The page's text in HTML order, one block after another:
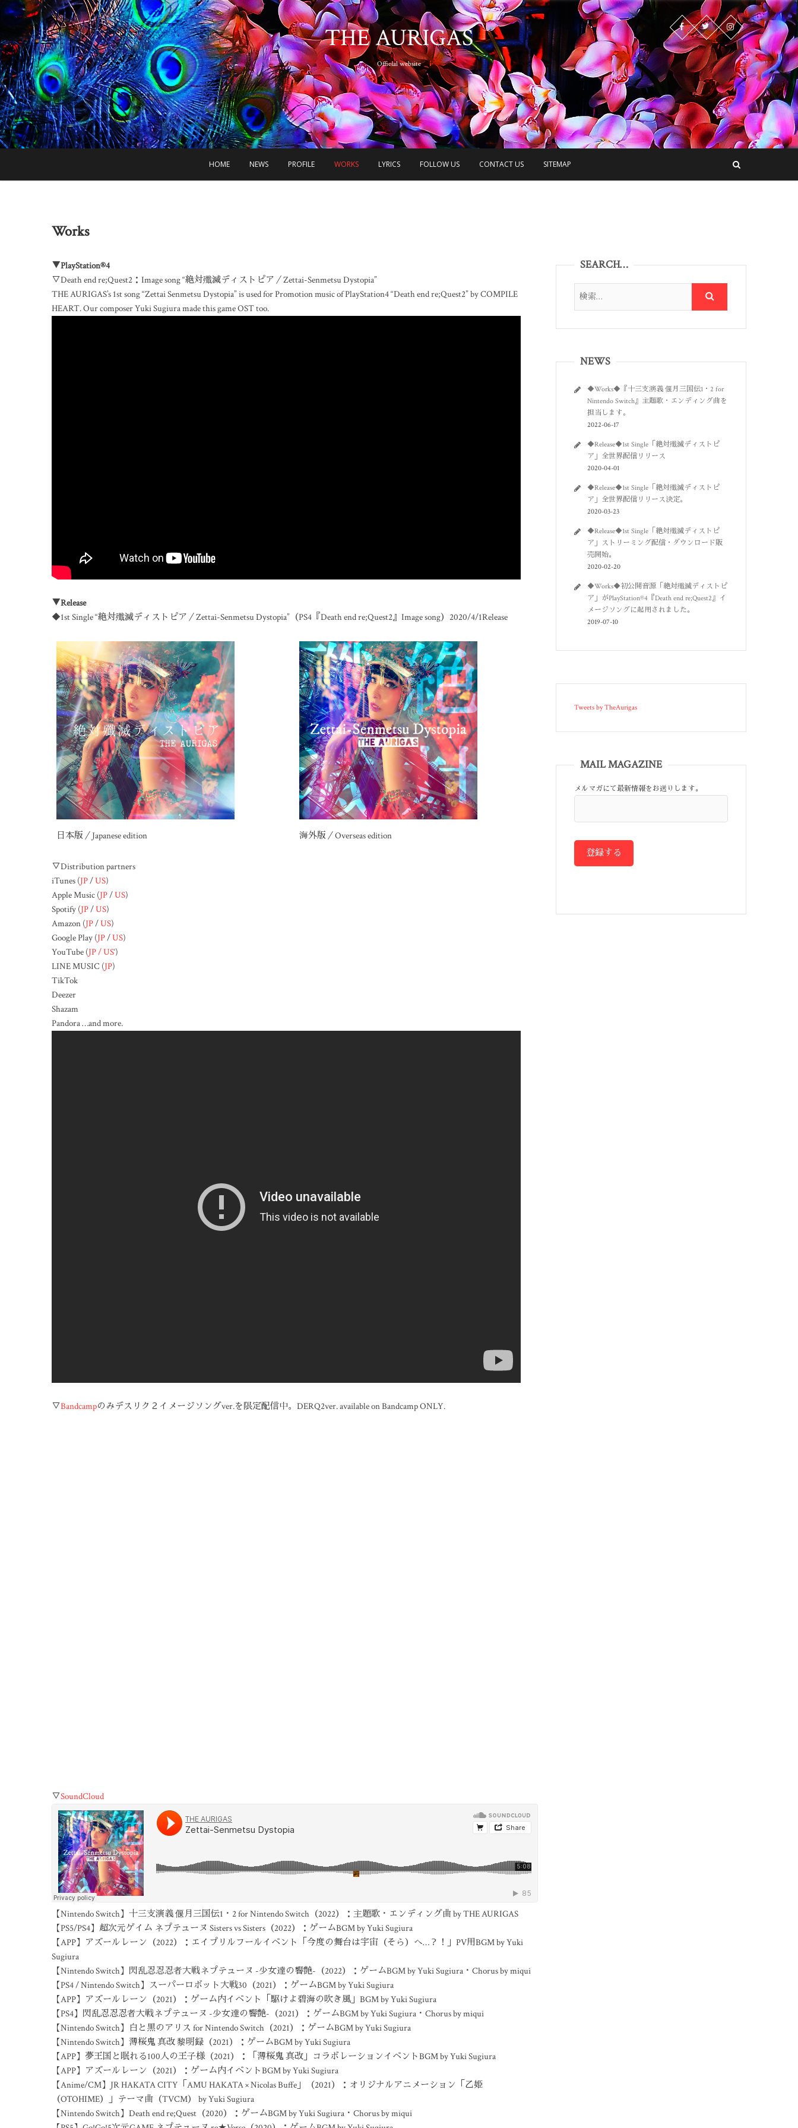
THE AURIGAS
Official website
HOME NEWS PROFILE WORKS LYRICS FOLLOW US CONTACT US SITEMAP
Works
▼PlayStation®4
▽Death end re;Quest2：Image song “絶対殲滅ディストピア／Zettai-Senmetsu Dystopia”
THE AURIGAS’s 1st song “Zettai Senmetsu Dystopia” is used for Promotion music of PlayStation4 “Death end re;Quest2” by COMPILE
HEART. Our composer Yuki Sugiura made this game OST too.
▼Release
◆1st Single “絶対殲滅ディストピア／Zettai-Senmetsu Dystopia”（PS4『Death end re;Quest2』Image song）2020/4/1Release
日本版／Japanese edition 海外版／Overseas edition
▽Distribution partners
iTunes (JP/US)
Apple Music (JP/US)
Spotify (JP/US)
Amazon (JP/US)
Google Play (JP/US)
YouTube (JP / US‘)
LINE MUSIC (JP)
TikTok
Deezer
Shazam
Pandora …and more.
▽Bandcampのみデスリク２イメージソングver.を限定配信中。DERQ2ver. available on Bandcamp ONLY.
▽SoundCloud
【Nintendo Switch】十三支演義 偃月三国伝1・2 for Nintendo Switch（2022）：主題歌・エンディング曲 by THE AURIGAS
【PS5/PS4】超次元ゲイム ネプテューヌ Sisters vs Sisters（2022）：ゲームBGM by Yuki Sugiura
【APP】アズールレーン（2022）：エイプリルフールイベント「今度の舞台は宇宙（そら）へ…？！」PV用BGM by Yuki
Sugiura
【Nintendo Switch】閃乱忍忍忍者大戦ネプテューヌ -少女達の響艶-（2022）：ゲームBGM by Yuki Sugiura・Chorus by miqui
【PS4 / Nintendo Switch】スーパーロボット大戦30（2021）：ゲームBGM by Yuki Sugiura
【APP】アズールレーン（2021）：ゲーム内イベント「駆けよ碧海の吹き風」BGM by Yuki Sugiura
【PS4】閃乱忍忍忍者大戦ネプテューヌ -少女達の響艶-（2021）：ゲームBGM by Yuki Sugiura・Chorus by miqui
【Nintendo Switch】白と黒のアリス for Nintendo Switch（2021）：ゲームBGM by Yuki Sugiura
【Nintendo Switch】薄桜鬼 真改 黎明録（2021）：ゲームBGM by Yuki Sugiura
【APP】夢王国と眠れる100人の王子様（2021）：「薄桜鬼 真改」コラボレーションイベントBGM by Yuki Sugiura
【APP】アズールレーン（2021）：ゲーム内イベントBGM by Yuki Sugiura
【Anime/CM】JR HAKATA CITY「AMU HAKATA × Nicolas Buffe」（2021）：オリジナルアニメーション「乙姫
（OTOHIME）」テーマ曲（TVCM） by Yuki Sugiura
【Nintendo Switch】Death end re;Quest（2020）：ゲームBGM by Yuki Sugiura・Chorus by miqui
SEARCH…
NEWS
◆Works◆『十三支演義 偃月三国伝1・2 for
Nintendo Switch』主題歌・エンディング曲を
担当します。
2022-06-17
◆Release◆1st Single「絶対殲滅ディストピ
ア」全世界配信リリース
2020-04-01
◆Release◆1st Single「絶対殲滅ディストピ
ア」全世界配信リリース決定。
2020-03-23
◆Release◆1st Single「絶対殲滅ディストピ
ア」ストリーミング配信・ダウンロード販
売開始。
2020-02-20
◆Works◆初公開音源「絶対殲滅ディストピ
ア」がPlayStation®4『Death end re;Quest2』イ
メージソングに起用されました。
2019-07-10
Tweets by TheAurigas
MAIL MAGAZINE
メルマガにて最新情報をお送りします。